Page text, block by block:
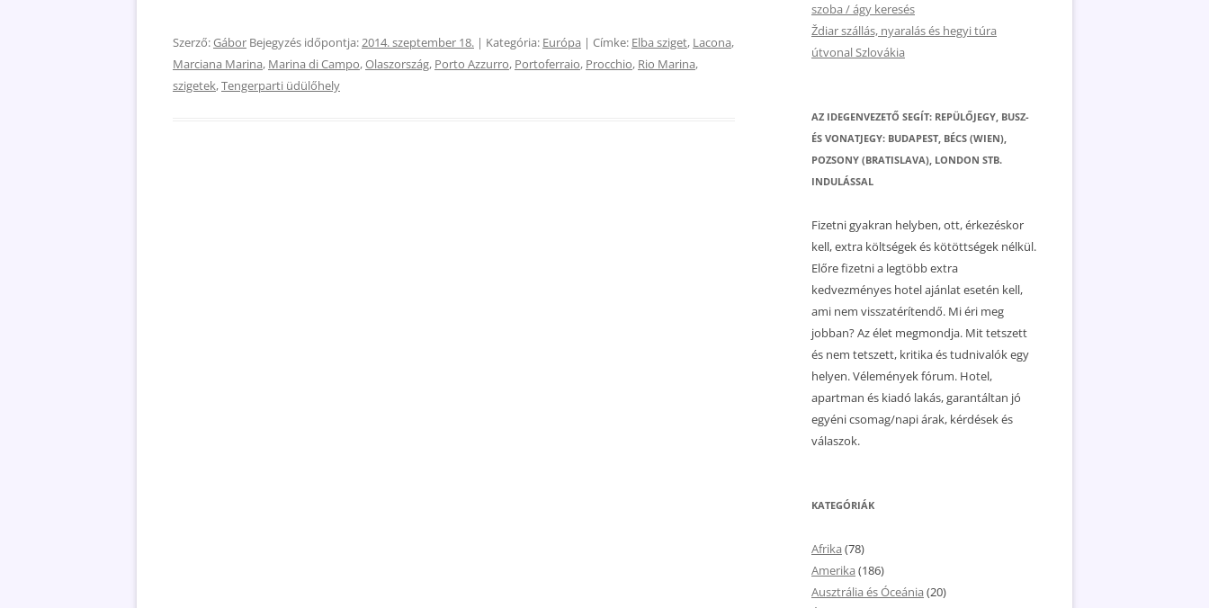
Szerző:Gábor Bejegyzés időpontja:2014. szeptember 18. | Kategória: Európa | Címke: Elba sziget, Lacona,
Marciana Marina, Marina di Campo,Olaszország, Porto Azzurro, Portoferraio, Procchio, Rio Marina,
szigetek,Tengerparti üdülőhely
szoba / ágy keresés
Ždiar szállás, nyaralás és hegyi túra
útvonal Szlovákia
AZ IDEGENVEZETŐ SEGÍT: REPÜLŐJEGY, BUSZ-
ÉS VONATJEGY: BUDAPEST, BÉCS (WIEN),
POZSONY (BRATISLAVA), LONDON STB.
INDULÁSSAL
Fizetni gyakran helyben, ott, érkezéskor
kell, extra költségek és kötöttségek nélkül.
Előre fizetni a legtöbb extra
kedvezményes hotel ajánlat esetén kell,
ami nem visszatérítendő. Mi éri meg
jobban? Az élet megmondja. Mit tetszett
és nem tetszett, kritika és tudnivalók egy
helyen. Vélemények fórum. Hotel,
apartman és kiadó lakás, garantáltan jó
egyéni csomag/napi árak, kérdések és
válaszok.
KATEGÓRIÁK
Afrika (78)
Amerika (186)
Ausztrália és Óceánia (20)